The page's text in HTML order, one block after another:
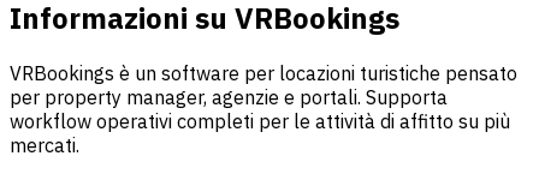
Informazioni su VRBookings
VRBookings è un software per locazioni turistiche pensato
per property manager, agenzie e portali. Supporta
workflow operativi completi per le attività di affitto su più
mercati.